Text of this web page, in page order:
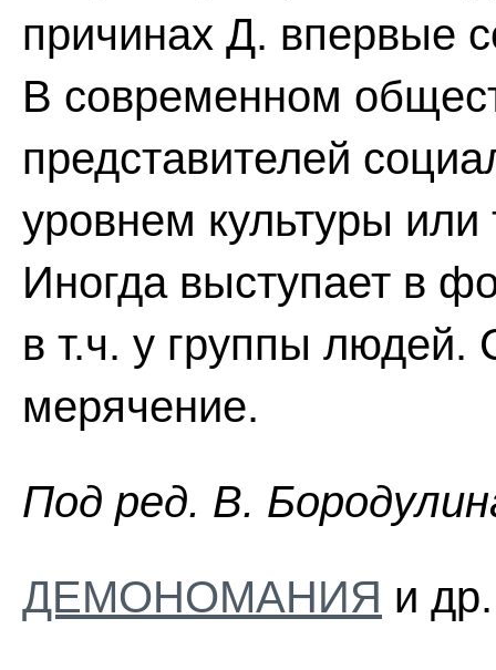
причинах Д. впервые
В современном
представителей
уровнем культуры
Иногда выступает в
в т.ч. у группы
мерячение.
Пoд peд. B.
ДЕМОНОМАНИЯ и